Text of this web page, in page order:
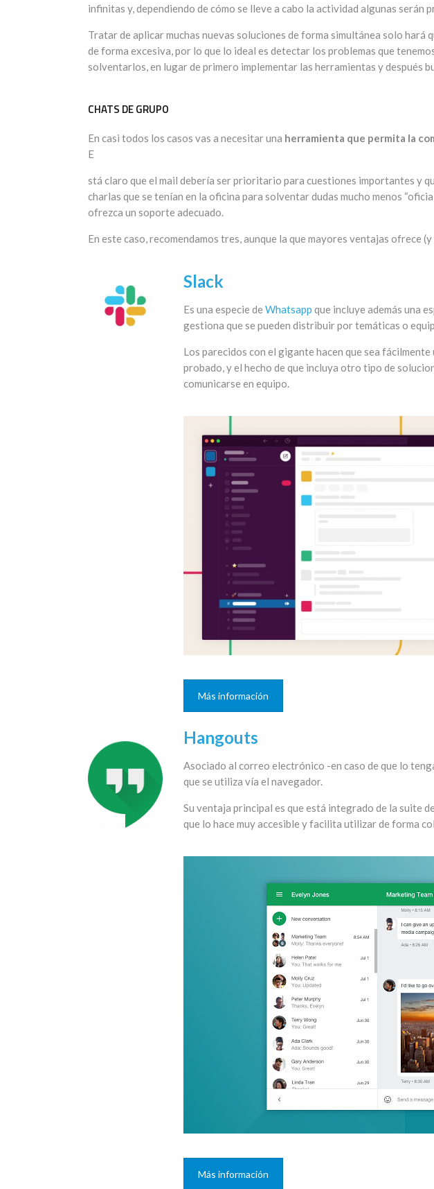
infinitas y, dependiendo de cómo se lleve a cabo la actividad algunas serán
Tratar de aplicar muchas nuevas soluciones de forma simultánea solo hará
de forma excesiva, por lo que lo ideal es detectar los problemas que
solventarlos, en lugar de primero implementar las herramientas y después
CHATS DE GRUPO
En casi todos los casos vas a necesitar una herramienta que permita la
E
stá claro que el mail debería ser prioritario para cuestiones importantes y
charlas que se tenían en la oficina para solventar dudas mucho menos
ofrezca un soporte adecuado.
En este caso, recomendamos tres, aunque la que mayores ventajas ofrece
Slack
Es una especie de Whatsapp que incluye además una
gestiona que se pueden distribuir por temáticas o
Los parecidos con el gigante hacen que sea
probado, y el hecho de que incluya otro tipo de
comunicarse en equipo.
Más información
Hangouts
Asociado al correo electrónico -en caso de que lo
que se utiliza vía el navegador.
Su ventaja principal es que está integrado de la suite
que lo hace muy accesible y facilita utilizar de forma
Más información